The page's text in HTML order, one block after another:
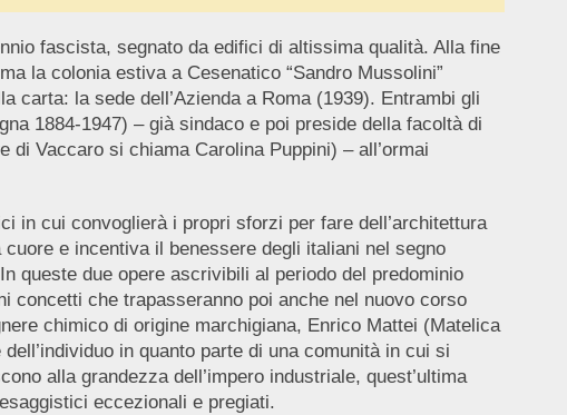
fascista, segnato da edifici di altissima qualità. Alla fine
la colonia estiva a Cesenatico “Sandro Mussolini”
carta: la sede dell’Azienda a Roma (1939). Entrambi gli
1884-1947) – già sindaco e poi preside della facoltà di
Vaccaro si chiama Carolina Puppini) – all’ormai
in cui convoglierà i propri sforzi per fare dell’architettura
e incentiva il benessere degli italiani nel segno
queste due opere ascrivibili al periodo del predominio
concetti che trapasseranno poi anche nel nuovo corso
chimico di origine marchigiana, Enrico Mattei (Matelica
in quanto parte di una comunità in cui si
alla grandezza dell’impero industriale, quest’ultima
eccezionali e pregiati.